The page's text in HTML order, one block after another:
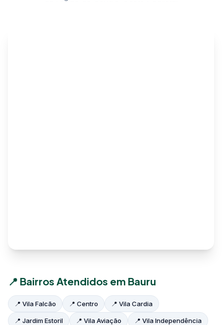
📍 Bairros Atendidos em Bauru
📍 Vila Falcão 📍 Centro 📍 Vila Cardia
📍 Jardim Estoril 📍 Vila Aviação 📍 Vila Independência